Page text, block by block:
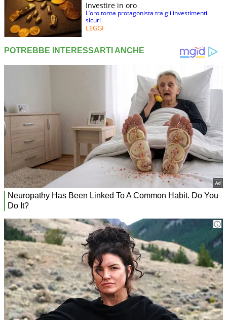
Investire in oro
L’oro torna protagonista tra gli investimenti
sicuri
LEGGI